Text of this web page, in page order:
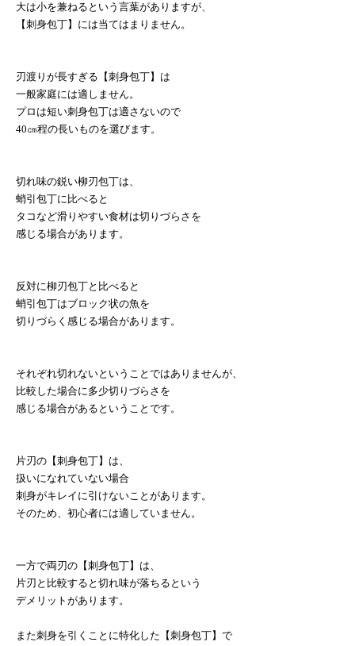
大は小を兼ねるという言葉がありますが、
【刺身包丁】には当てはまりません。
刃渡りが長すぎる【刺身包丁】は
一般家庭には適しません。
プロは短い刺身包丁は適さないので
40㎝程の長いものを選びます。
切れ味の鋭い柳刃包丁は、
蛸引包丁に比べると
タコなど滑りやすい食材は切りづらさを
感じる場合があります。
反対に柳刃包丁と比べると
蛸引包丁はブロック状の魚を
切りづらく感じる場合があります。
それぞれ切れないということではありませんが、
比較した場合に多少切りづらさを
感じる場合があるということです。
片刃の【刺身包丁】は、
扱いになれていない場合
刺身がキレイに引けないことがあります。
そのため、初心者には適していません。
一方で両刃の【刺身包丁】は、
片刃と比較すると切れ味が落ちるという
デメリットがあります。
また刺身を引くことに特化した【刺身包丁】で